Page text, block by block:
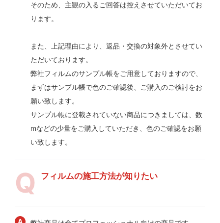
そのため、主観の入るご回答は控えさせていただいてお
ります。
また、上記理由により、返品・交換の対象外とさせてい
ただいております。
弊社フィルムのサンプル帳をご用意しておりますので、
まずはサンプル帳で色のご確認後、ご購入のご検討をお
願い致します。
サンプル帳に登載されていない商品につきましては、数
mなどの少量をご購入していただき、色のご確認をお願
い致します。
フィルムの施工方法が知りたい